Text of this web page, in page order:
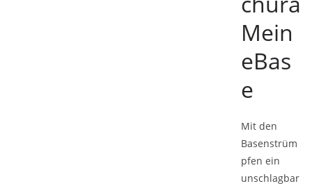
Mein
eBas
e
Mit den
Basenstrüm
pfen ein
unschlagbar